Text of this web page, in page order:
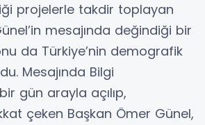
projelerle takdir toplayan
mesajında değindiği bir
da Türkiye’nin demografik
Mesajında Bilgi
gün arayla açılıp,
çeken Başkan Ömer Günel,